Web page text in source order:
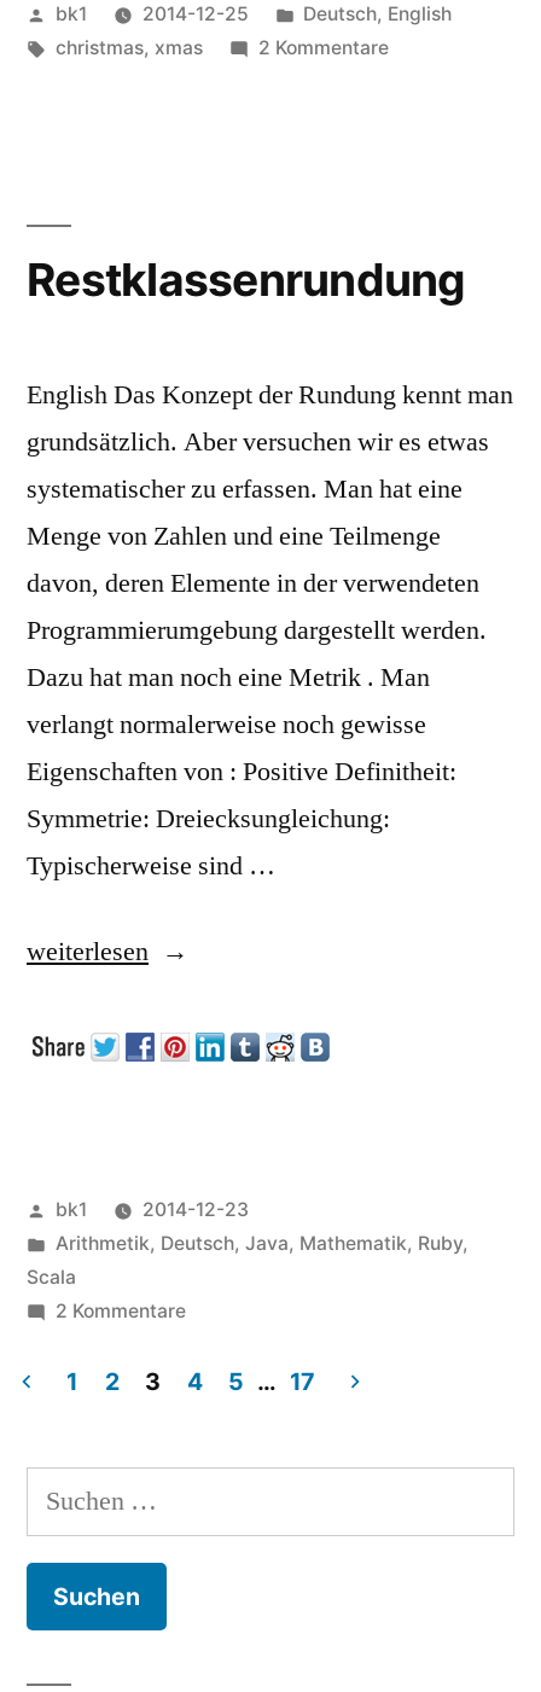
Veröffentlicht
von
bk1 2014-12-25
Veröffentlicht
unter
Deutsch, English
Schlagwörter:
christmas, xmas 2 Kommentarezu
Restklassenrundung
English Das Konzept der Rundung kennt man
grundsätzlich. Aber versuchen wir es etwas
systematischer zu erfassen. Man hat eine
Menge von Zahlen und eine Teilmenge
davon, deren Elemente in der verwendeten
Programmierumgebung dargestellt werden.
Dazu hat man noch eine Metrik . Man
verlangt normalerweise noch gewisse
Eigenschaften von : Positive Definitheit:
Symmetrie: Dreiecksungleichung:
Typischerweise sind …
„Restklassenrundung“
weiterlesen
Veröffentlicht
von
bk1
2014-12-23
Veröffentlicht
unter
Arithmetik, Deutsch, Java, Mathematik, Ruby,
Scala
2 Kommentarezu
der
Beiträge
1 2 3 4 5 … 17
Suchen
nach: